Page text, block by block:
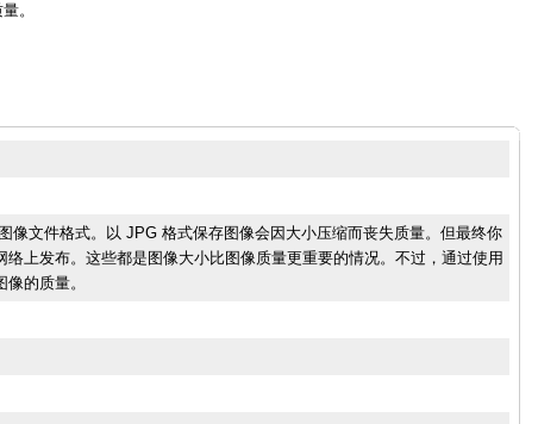
。
像文件格式。以 JPG 格式保存图像会因大小压缩而丧失质量。但最终你
上发布。这些都是图像大小比图像质量更重要的情况。不过，通过使用
的质量。